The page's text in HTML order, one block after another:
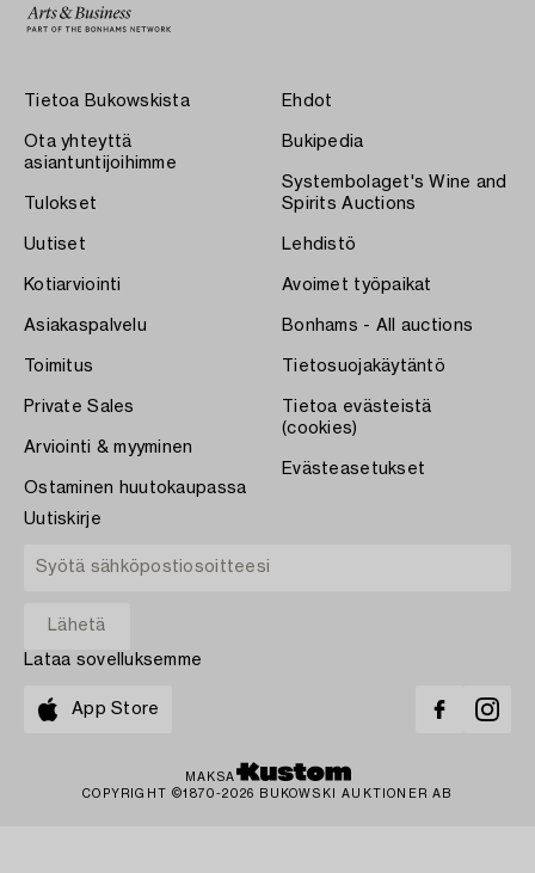
Tietoa Bukowskista
Ota yhteyttä
asiantuntijoihimme
Tulokset
Uutiset
Kotiarviointi
Asiakaspalvelu
Toimitus
Private Sales
Arviointi & myyminen
Ostaminen huutokaupassa
Ehdot
Bukipedia
Systembolaget's Wine and
Spirits Auctions
Lehdistö
Avoimet työpaikat
Bonhams - All auctions
Tietosuojakäytäntö
Tietoa evästeistä
(cookies)
Evästeasetukset
Uutiskirje
Lataa sovelluksemme
App Store
MAKSA
COPYRIGHT ©1870-2026 BUKOWSKI AUKTIONER AB